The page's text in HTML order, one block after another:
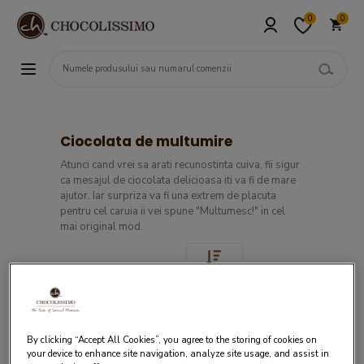
0 0
Ciocolata de multumire
Atunci cand vrei sa arati recunostinta cuiva, fii sigur
ca mesajul de ciocolata delicioasa iti va fi de mare
ajutor. Iar surpriza va fi una extrem de placuta
pentru cel caruia ii vei spune "Multumesc!" in cel
mai original mod.
By clicking “Accept All Cookies”, you agree to the storing of cookies on
your device to enhance site navigation, analyze site usage, and assist in